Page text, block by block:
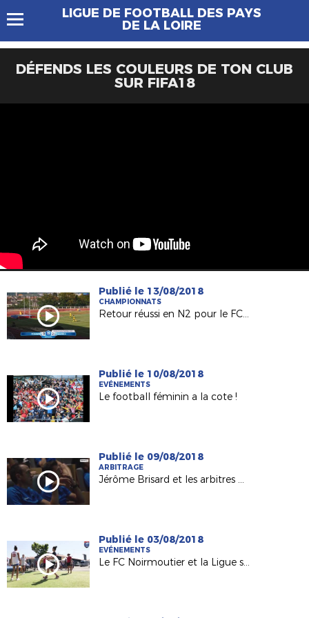
LIGUE DE FOOTBALL DES PAYS
DE LA LOIRE
DÉFENDS LES COULEURS DE TON CLUB
SUR FIFA18
Publié le 13/08/2018
CHAMPIONNATS
Retour réussi en N2 pour le FC Nantes !
Publié le 10/08/2018
EVÉNEMENTS
Le football féminin a la cote !
Publié le 09/08/2018
ARBITRAGE
Jérôme Brisard et les arbitres de L1 préparés au "VAR" !
Publié le 03/08/2018
EVÉNEMENTS
Le FC Noirmoutier et la Ligue sur le Tour de France 2018